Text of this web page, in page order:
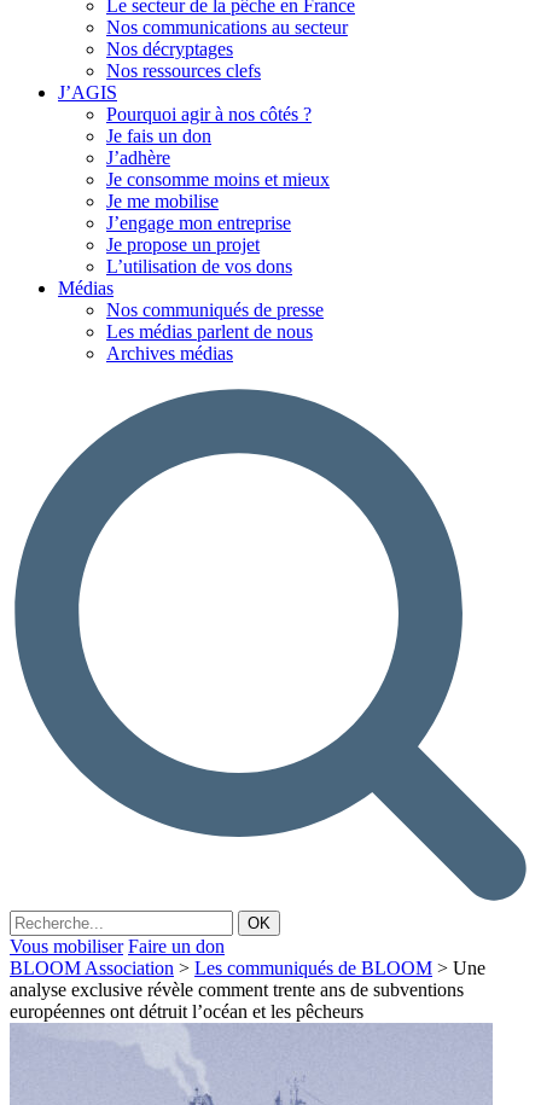
Le secteur de la pêche en France
Nos communications au secteur
Nos décryptages
Nos ressources clefs
J’AGIS
Pourquoi agir à nos côtés ?
Je fais un don
J’adhère
Je consomme moins et mieux
Je me mobilise
J’engage mon entreprise
Je propose un projet
L’utilisation de vos dons
Médias
Nos communiqués de presse
Les médias parlent de nous
Archives médias
Vous mobiliser Faire un don
BLOOM Association > Les communiqués de BLOOM > Une
analyse exclusive révèle comment trente ans de subventions
européennes ont détruit l’océan et les pêcheurs